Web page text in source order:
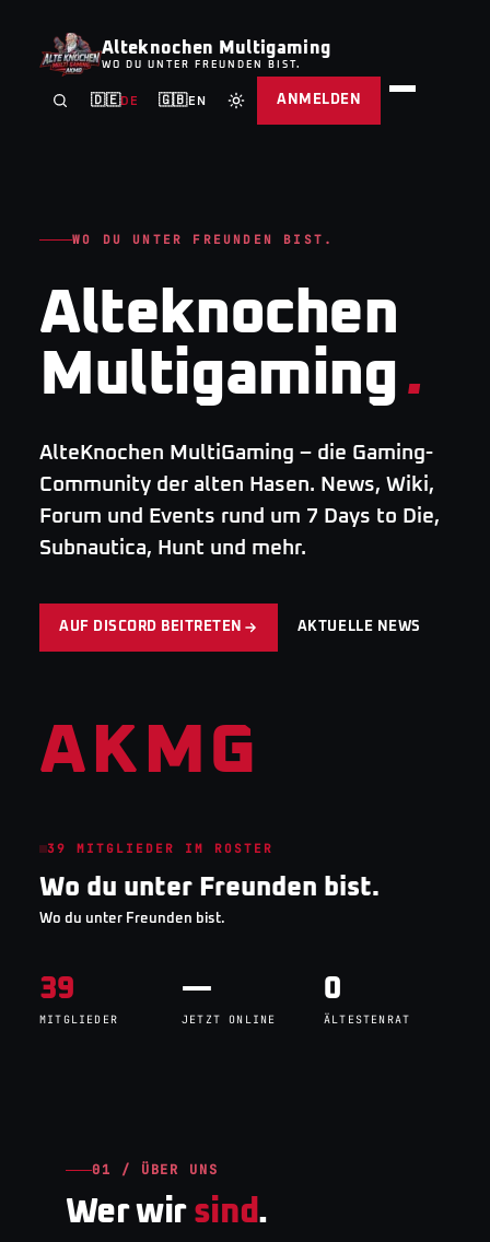
Alteknochen Multigaming
WO DU UNTER FREUNDEN BIST.
🇩🇪DE 🇬🇧EN ANMELDEN
WO DU UNTER FREUNDEN BIST.
Alteknochen
Multigaming.
AlteKnochen MultiGaming – die Gaming-
Community der alten Hasen. News, Wiki,
Forum und Events rund um 7 Days to Die,
Subnautica, Hunt und mehr.
AUF DISCORD BEITRETEN AKTUELLE NEWS
AKMG
39 MITGLIEDER IM ROSTER
Wo du unter Freunden bist.
Wo du unter Freunden bist.
39
MITGLIEDER
—
JETZT ONLINE
0
ÄLTESTENRAT
01 / ÜBER UNS
Wer wir sind.